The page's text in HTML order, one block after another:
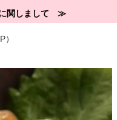
に関しまして ≫